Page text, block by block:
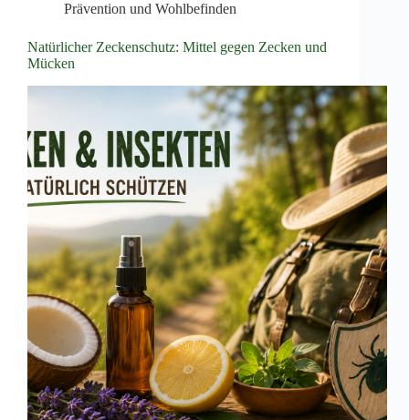
Prävention und Wohlbefinden
Natürlicher Zeckenschutz: Mittel gegen Zecken und
Mücken